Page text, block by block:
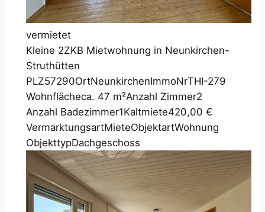
vermietet
Kleine 2ZKB Mietwohnung in Neunkirchen-
Struthütten
PLZ57290OrtNeunkirchenImmoNrTHI-279
Wohnflächeca. 47 m²Anzahl Zimmer2
Anzahl Badezimmer1Kaltmiete420,00 €
VermarktungsartMieteObjektartWohnung
ObjekttypDachgeschoss